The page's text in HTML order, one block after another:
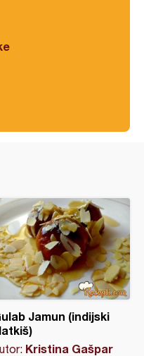
Jamun (indijski
Kristina Gašpar